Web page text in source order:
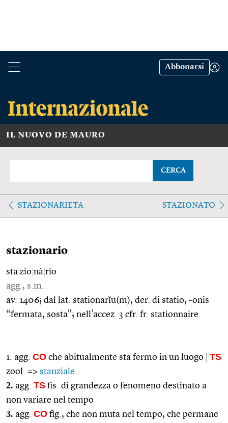
Abbonarsi
IL NUOVO DE MAURO
CERCA
STAZIONARIETA STAZIONATO
stazionario
sta zio nà rio
agg., s.m.
av. 1406; dal lat. stationarĭu(m), der. di statio, -onis
“fermata, sosta”; nell’accez. 3 cfr. fr. stationnaire.
1. agg. CO che abitualmente sta fermo in un luogo TS
zool. => stanziale
2. agg. TS fis. di grandezza o fenomeno destinato a
non variare nel tempo
3. agg. CO fig., che non muta nel tempo, che permane